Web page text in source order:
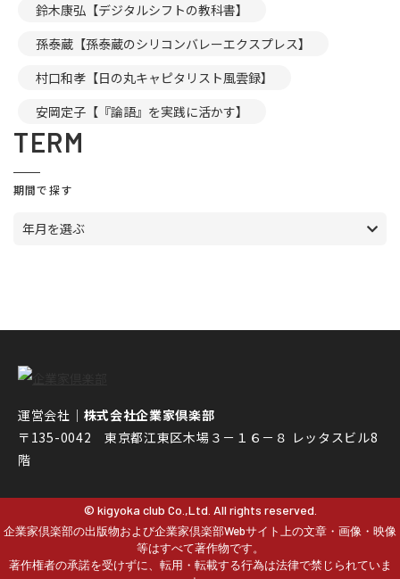
鈴木康弘【デジタルシフトの教科書】
孫泰蔵【孫泰蔵のシリコンバレーエクスプレス】
村口和孝【日の丸キャピタリスト風雲録】
安岡定子【『論語』を実践に活かす】
TERM
期間で探す
年月を選ぶ
運営会社｜ 株式会社企業家倶楽部
〒135-0042 東京都江東区木場３－１６－８ レッタスビル8
階
© kigyoka club Co.,Ltd. All rights reserved.
企業家倶楽部の出版物および企業家倶楽部Webサイト上の文章・画像・映像
等はすべて著作物です。
著作権者の承諾を受けずに、転用・転載する行為は法律で禁じられていま